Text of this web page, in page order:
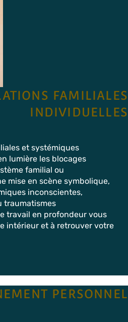
FAMILIALES
INDIVIDUELLES
et systémiques
lumière les blocages
familial ou
mise en scène symbolique,
inconscientes,
traumatismes
travail en profondeur vous
intérieur et à retrouver votre
PERSONNEL